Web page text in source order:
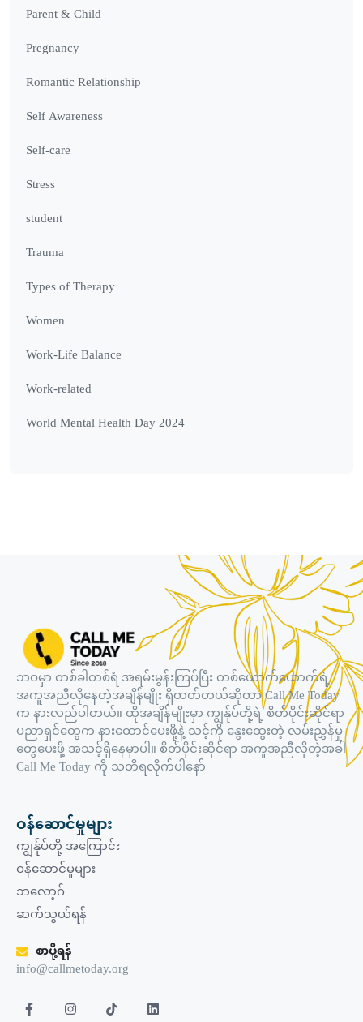
Parent & Child
Pregnancy
Romantic Relationship
Self Awareness
Self-care
Stress
student
Trauma
Types of Therapy
Women
Work-Life Balance
Work-related
World Mental Health Day 2024
ဘဝမှာ တစ်ခါတစ်ရံ အရမ်းမွန်းကြပ်ပြီး တစ်ယောက်ယောက်ရဲ့
အကူအညီလိုနေတဲ့အချိန်မျိုး ရှိတတ်တယ်ဆိုတာ Call Me Today
က နားလည်ပါတယ်။ ထိုအချိန်မျိုးမှာ ကျွန်ုပ်တို့ရဲ့ စိတ်ပိုင်းဆိုင်ရာ
ပညာရှင်တွေက နားထောင်ပေးဖို့နဲ့ သင့်ကို နွေးထွေးတဲ့ လမ်းညွှန်မှု
တွေပေးဖို့ အသင့်ရှိနေမှာပါ။ စိတ်ပိုင်းဆိုင်ရာ အကူအညီလိုတဲ့အခါ
Call Me Today ကို သတိရလိုက်ပါနော်
ဝန်ဆောင်မှုများ
ကျွန်ုပ်တို့ အကြောင်း
ဝန်ဆောင်မှုများ
ဘလော့ဂ်
ဆက်သွယ်ရန်
စာပို့ရန်
info@callmetoday.org